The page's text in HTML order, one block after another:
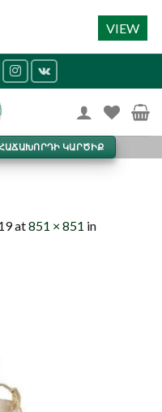
ԿԱՐԾԻՔ
at851 × 851 in
VIEW